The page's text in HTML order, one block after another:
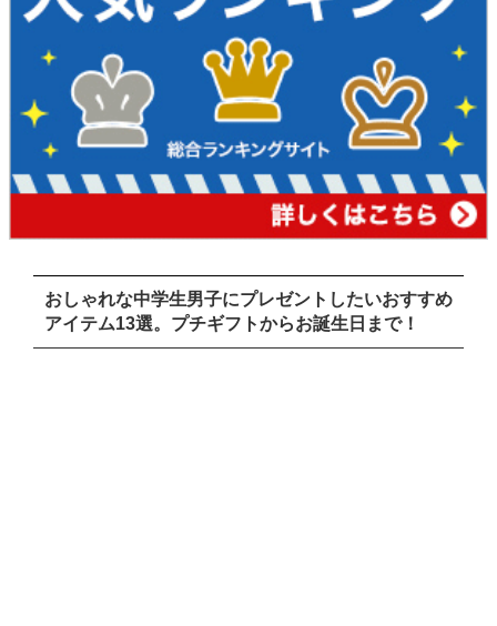
おしゃれな中学生男子にプレゼントしたいおすすめ
アイテム13選。プチギフトからお誕生日まで！